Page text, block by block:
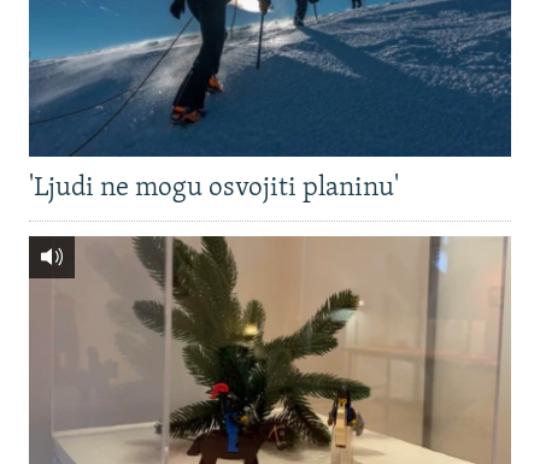
'Ljudi ne mogu osvojiti planinu'